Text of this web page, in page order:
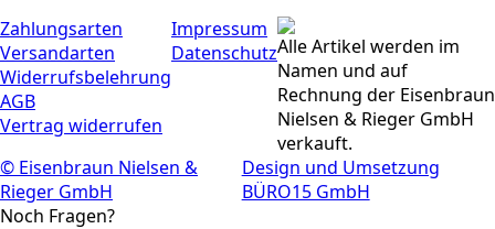
Zahlungsarten
Versandarten
Widerrufsbelehrung
AGB
Vertrag widerrufen
Impressum
DatenschutzAlle Artikel werden im
Namen und auf
Rechnung der Eisenbraun
Nielsen & Rieger GmbH
verkauft.
© Eisenbraun Nielsen &
Rieger GmbH
Design und Umsetzung
BÜRO15 GmbH
Noch Fragen?